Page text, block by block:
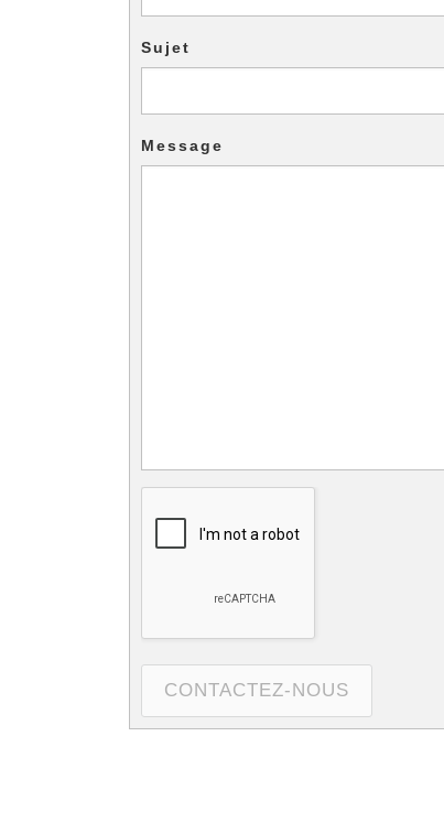
Sujet
Message
CONTACTEZ-NOUS